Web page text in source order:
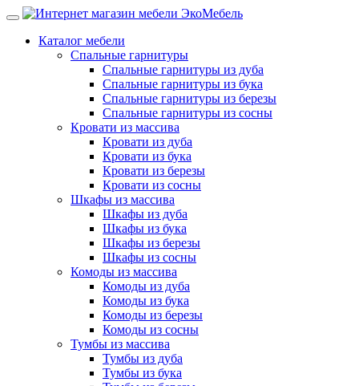
Каталог мебели
Спальные гарнитуры
Спальные гарнитуры из дуба
Спальные гарнитуры из бука
Спальные гарнитуры из березы
Спальные гарнитуры из сосны
Кровати из массива
Кровати из дуба
Кровати из бука
Кровати из березы
Кровати из сосны
Шкафы из массива
Шкафы из дуба
Шкафы из бука
Шкафы из березы
Шкафы из сосны
Комоды из массива
Комоды из дуба
Комоды из бука
Комоды из березы
Комоды из сосны
Тумбы из массива
Тумбы из дуба
Тумбы из бука